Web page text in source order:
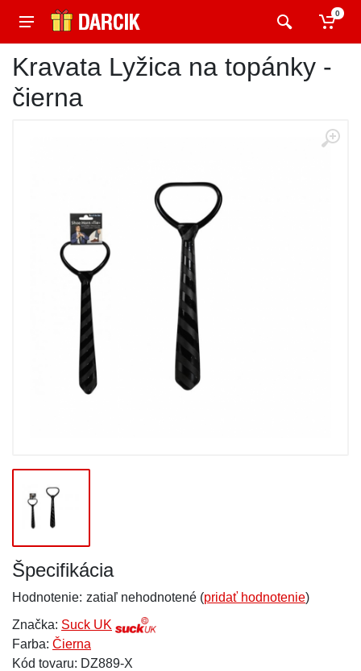
0
Kravata Lyžica na topánky -
čierna
Špecifikácia
Hodnotenie: zatiaľ nehodnotené (pridať hodnotenie)
Značka: Suck UK
Farba: Čierna
Kód tovaru: DZ889-X